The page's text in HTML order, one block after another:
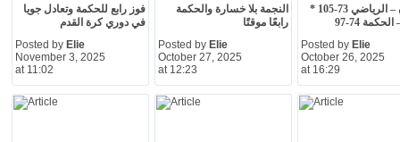
فوز رابع للحكمة وتعادل جويا
في دوري كرة القدم
Posted by Elie
November 3, 2025
at 11:02
النجمة بلا خسارة والحكمة
رابعًا موقتًا
Posted by Elie
October 27, 2025
at 12:23
البترون – الرياضي 73-105 *
74-97
Posted by Elie
October 26, 2025
at 16:29